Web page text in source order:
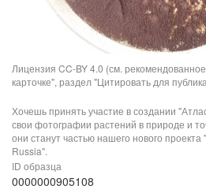
Лицензия CC-BY 4.0 (см.
карточке", раздел "Цитировать для
Хочешь принять участие в создании
свои фотографии растений в природе и
они станут частью нашего нового
Russia".
ID образца
0000000905108